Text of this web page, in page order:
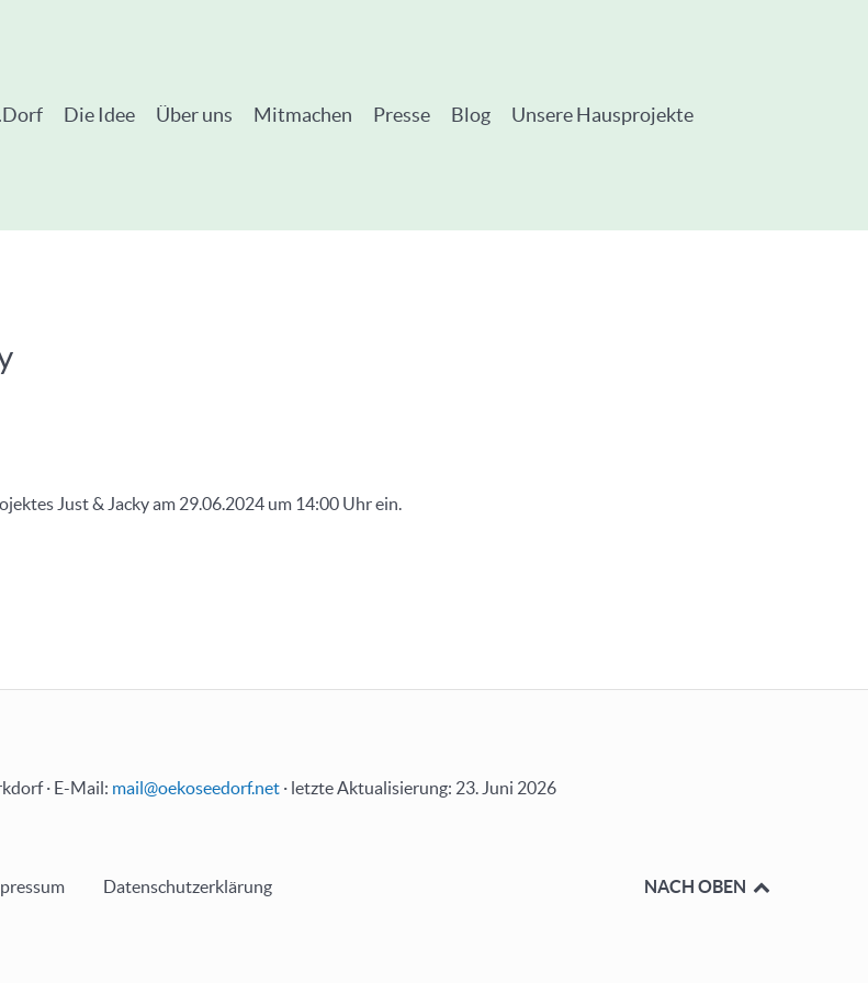
Die Idee Über uns Mitmachen Presse Blog Unsere Hausprojekte
Just & Jacky am 29.06.2024 um 14:00 Uhr ein.
· E-Mail: mail@oekoseedorf.net · letzte Aktualisierung: 23. Juni 2026
Datenschutzerklärung NACH OBEN